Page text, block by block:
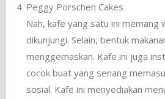
Peggy Porschen Cakes
Nah, kafe yang satu ini memang
dikunjungi. Selain, bentuk
menggemaskan. Kafe ini juga
cocok buat yang senang
sosial. Kafe ini menyediakan